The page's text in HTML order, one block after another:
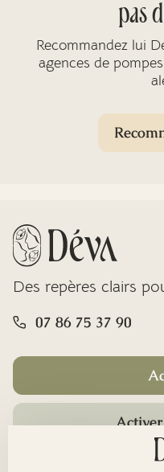
pas
Recommandez lui
agences de
Des repères clairs
07 86 75 37 90